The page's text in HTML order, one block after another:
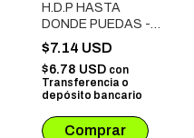
H.D.P HASTA
DONDE PUEDAS -
SEXO 2: CON ESTA
ACABAMOS
$7.14 USD
$6.78 USD con
Transferencia o
depósito bancario